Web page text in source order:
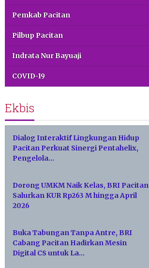
Pemkab Pacitan
Pilbup Pacitan
Indrata Nur Bayuaji
COVID-19
Ekbis
Dialog Interaktif Lingkungan Hidup
Pacitan Perkuat Sinergi Pentahelix,
Pengelola…
Dorong UMKM Naik Kelas, BRI Pacitan
Salurkan KUR Rp263 M hingga April
2026
Buka Tabungan Tanpa Antre, BRI
Cabang Pacitan Hadirkan Mesin
Digital CS untuk La…